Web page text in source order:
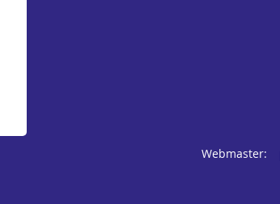
Webmaster: